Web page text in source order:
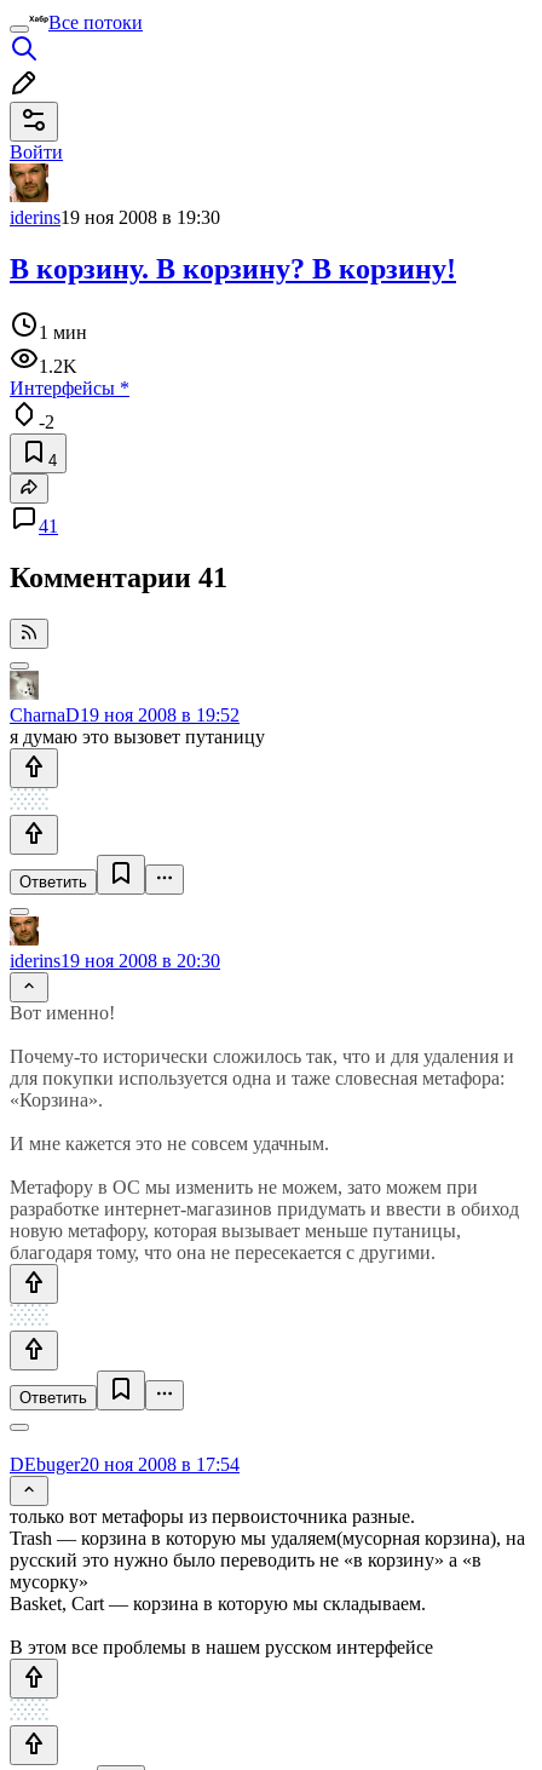
Все потоки
Войти
iderins19 ноя 2008 в 19:30
В корзину. В корзину? В корзину!
1 мин
1.2K
Интерфейсы *
-2
4
41
Комментарии 41
CharnaD19 ноя 2008 в 19:52
я думаю это вызовет путаницу
Ответить
iderins19 ноя 2008 в 20:30
Вот именно!
Почему-то исторически сложилось так, что и для удаления и
для покупки используется одна и таже словесная метафора:
«Корзина».
И мне кажется это не совсем удачным.
Метафору в ОС мы изменить не можем, зато можем при
разработке интернет-магазинов придумать и ввести в обиход
новую метафору, которая вызывает меньше путаницы,
благодаря тому, что она не пересекается с другими.
Ответить
DEbuger20 ноя 2008 в 17:54
только вот метафоры из первоисточника разные.
Trash — корзина в которую мы удаляем(мусорная корзина), на
русский это нужно было переводить не «в корзину» а «в
мусорку»
Basket, Cart — корзина в которую мы складываем.
В этом все проблемы в нашем русском интерфейсе